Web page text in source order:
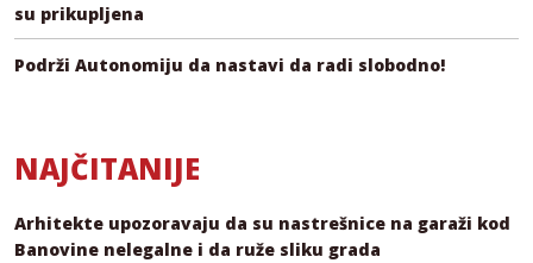
su prikupljena
Podrži Autonomiju da nastavi da radi slobodno!
NAJČITANIJE
Arhitekte upozoravaju da su nastrešnice na garaži kod
Banovine nelegalne i da ruže sliku grada